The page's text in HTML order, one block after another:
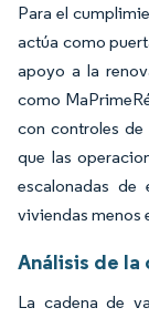
Para el
actúa como
apoyo a la
como
con controles
que las
escalonadas de
viviendas menos
Análisis de la
La cadena de